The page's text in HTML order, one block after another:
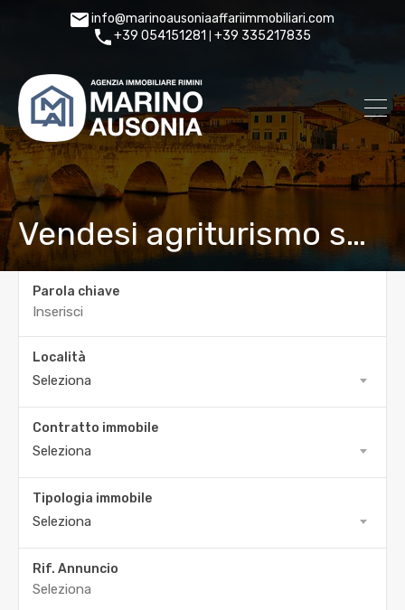
info@marinoausoniaaffariimmobiliari.com
+39 054151281
+39 335217835
Vendesi agriturismo sulle colline bolognesi
Parola chiave
Località
Seleziona
Contratto immobile
Seleziona
Tipologia immobile
Seleziona
Rif. Annuncio